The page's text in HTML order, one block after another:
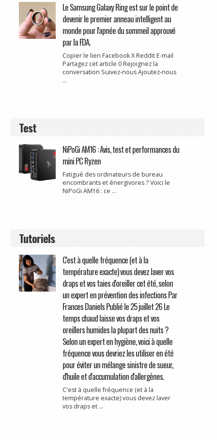
Le Samsung Galaxy Ring est sur le point de
devenir le premier anneau intelligent au
monde pour l'apnée du sommeil approuvé
par la FDA.
Copier le lien Facebook X Reddit E-mail
Partagez cet article 0 Rejoignez la
conversation Suivez-nous Ajoutez-nous
...
Test
NiPoGi AM16 : Avis, test et performances du
mini PC Ryzen
Fatigué des ordinateurs de bureau
encombrants et énergivores ? Voici le
NiPoGi AM16 : ce ...
Tutoriels
C'est à quelle fréquence (et à la
température exacte) vous devez laver vos
draps et vos taies d'oreiller cet été, selon
un expert en prévention des infections Par
Frances Daniels Publié le 25 juillet 26 Le
temps chaud laisse vos draps et vos
oreillers humides la plupart des nuits ?
Selon un expert en hygiène, voici à quelle
fréquence vous devriez les utiliser en été
pour éviter un mélange sinistre de sueur,
d'huile et d'accumulation d'allergènes.
C'est à quelle fréquence (et à la
température exacte) vous devez laver
vos draps et ...